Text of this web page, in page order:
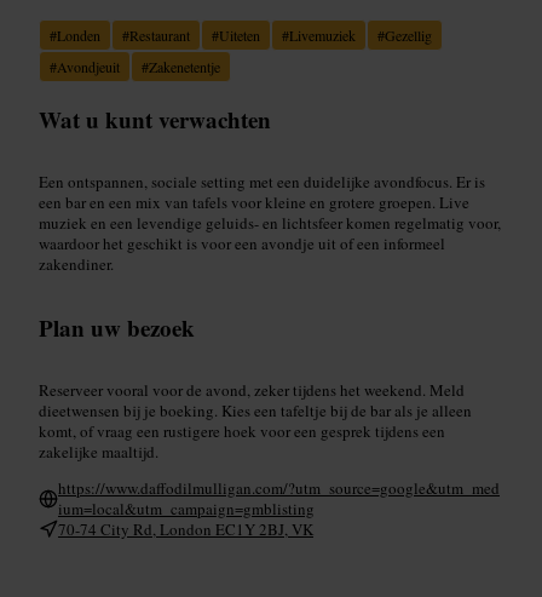
#Londen #Restaurant #Uiteten #Livemuziek #Gezellig
#Avondjeuit #Zakenetentje
Wat u kunt verwachten
Een ontspannen, sociale setting met een duidelijke avondfocus. Er is
een bar en een mix van tafels voor kleine en grotere groepen. Live
muziek en een levendige geluids- en lichtsfeer komen regelmatig voor,
waardoor het geschikt is voor een avondje uit of een informeel
zakendiner.
Plan uw bezoek
Reserveer vooral voor de avond, zeker tijdens het weekend. Meld
dieetwensen bij je boeking. Kies een tafeltje bij de bar als je alleen
komt, of vraag een rustigere hoek voor een gesprek tijdens een
zakelijke maaltijd.
https://www.daffodilmulligan.com/?utm_source=google&utm_med
ium=local&utm_campaign=gmblisting
70-74 City Rd, London EC1Y 2BJ, VK